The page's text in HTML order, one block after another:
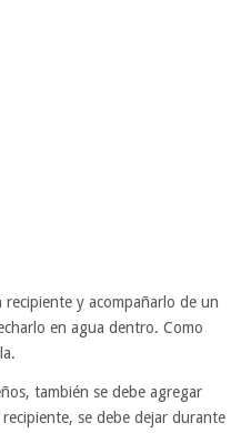
y acompañarlo de un
en agua dentro. Como
también se debe agregar
se debe dejar durante